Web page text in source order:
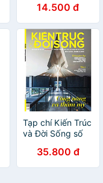
202514.500 đ
Tạp chí Kiến Trúc
và Đời Sống số
2025) _ Công
năng và Thẩm
35.800 đ